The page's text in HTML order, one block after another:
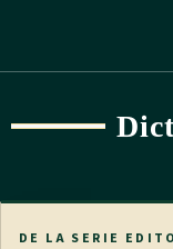
DE LA SERIE